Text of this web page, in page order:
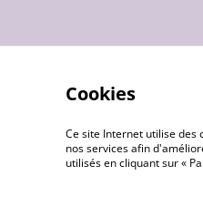
©2026 Les créas
Cookies
Ce site Internet utilise des
nos services afin
utilisés en cliquant sur «